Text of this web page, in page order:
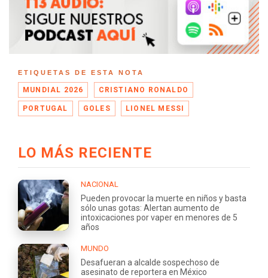
ETIQUETAS DE ESTA NOTA
MUNDIAL 2026 CRISTIANO RONALDO
PORTUGAL GOLES LIONEL MESSI
LO MÁS RECIENTE
NACIONAL
Pueden provocar la muerte en niños y basta
sólo unas gotas: Alertan aumento de
intoxicaciones por vaper en menores de 5
años
MUNDO
Desafueran a alcalde sospechoso de
asesinato de reportera en México